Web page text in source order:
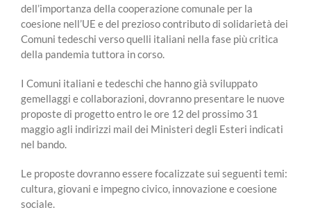
dell’importanza della cooperazione comunale per la
coesione nell’UE e del prezioso contributo di solidarietà dei
Comuni tedeschi verso quelli italiani nella fase più critica
della pandemia tuttora in corso.
I Comuni italiani e tedeschi che hanno già sviluppato
gemellaggi e collaborazioni, dovranno presentare le nuove
proposte di progetto entro le ore 12 del prossimo 31
maggio agli indirizzi mail dei Ministeri degli Esteri indicati
nel bando.
Le proposte dovranno essere focalizzate sui seguenti temi:
cultura, giovani e impegno civico, innovazione e coesione
sociale.